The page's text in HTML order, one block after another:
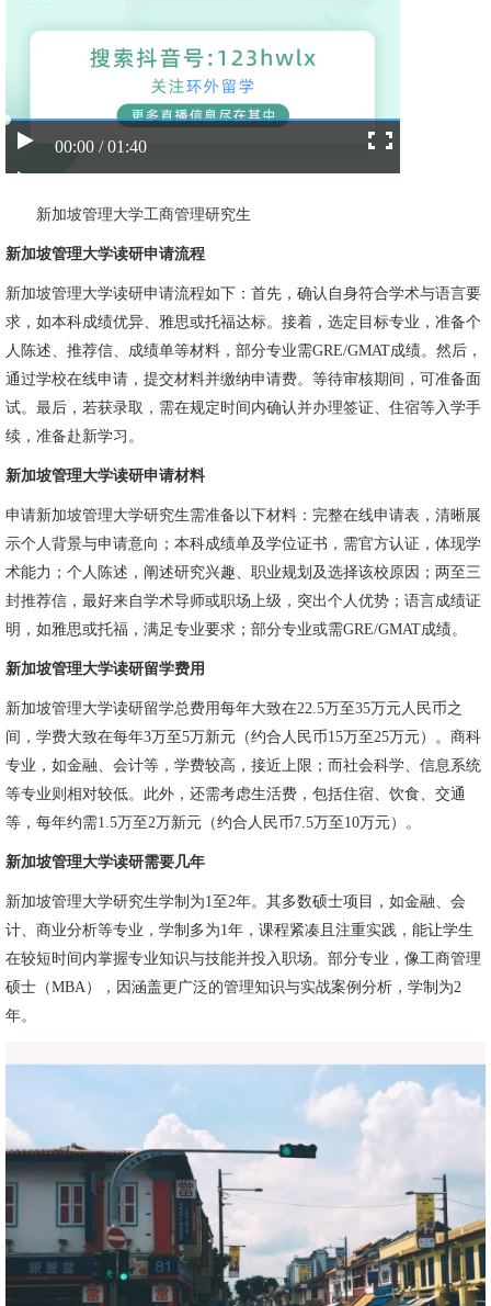
00:00 / 01:40
新加坡管理大学工商管理研究生
新加坡管理大学读研申请流程
新加坡管理大学读研申请流程如下：首先，确认自身符合学术与语言要
求，如本科成绩优异、雅思或托福达标。接着，选定目标专业，准备个
人陈述、推荐信、成绩单等材料，部分专业需GRE/GMAT成绩。然后，
通过学校在线申请，提交材料并缴纳申请费。等待审核期间，可准备面
试。最后，若获录取，需在规定时间内确认并办理签证、住宿等入学手
续，准备赴新学习。
新加坡管理大学读研申请材料
申请新加坡管理大学研究生需准备以下材料：完整在线申请表，清晰展
示个人背景与申请意向；本科成绩单及学位证书，需官方认证，体现学
术能力；个人陈述，阐述研究兴趣、职业规划及选择该校原因；两至三
封推荐信，最好来自学术导师或职场上级，突出个人优势；语言成绩证
明，如雅思或托福，满足专业要求；部分专业或需GRE/GMAT成绩。
新加坡管理大学读研留学费用
新加坡管理大学读研留学总费用每年大致在22.5万至35万元人民币之
间，学费大致在每年3万至5万新元（约合人民币15万至25万元）。商科
专业，如金融、会计等，学费较高，接近上限；而社会科学、信息系统
等专业则相对较低。此外，还需考虑生活费，包括住宿、饮食、交通
等，每年约需1.5万至2万新元（约合人民币7.5万至10万元）。
新加坡管理大学读研需要几年
新加坡管理大学研究生学制为1至2年。其多数硕士项目，如金融、会
计、商业分析等专业，学制多为1年，课程紧凑且注重实践，能让学生
在较短时间内掌握专业知识与技能并投入职场。部分专业，像工商管理
硕士（MBA），因涵盖更广泛的管理知识与实战案例分析，学制为2
年。